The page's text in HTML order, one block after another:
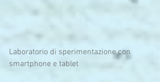
Laboratorio di sperimentazione con
smartphone e tablet